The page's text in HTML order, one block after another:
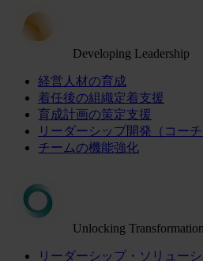
Developing Leadership
経営人材の育成
着任後の組織定着支援
育成計画の策定支援
リーダーシップ開発（コーチ
チームの機能強化
Unlocking
リーダーシップ・ソリュー